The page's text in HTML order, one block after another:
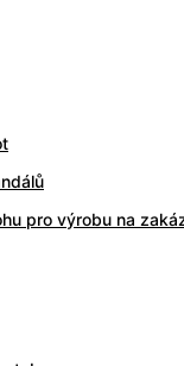
pro výrobu na